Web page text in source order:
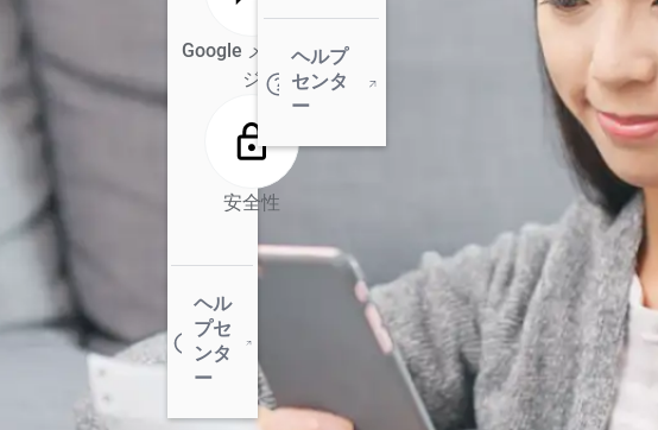
Google メッセー
ジ
安全性
ヘル
プセ
ンタ
ー
ヘルプ
センタ
ー